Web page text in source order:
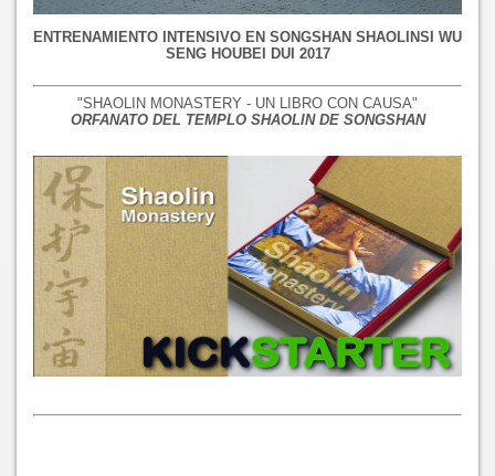
ENTRENAMIENTO INTENSIVO EN SONGSHAN SHAOLINSI WU
SENG HOUBEI DUI 2017
"SHAOLIN MONASTERY - UN LIBRO CON CAUSA"
ORFANATO DEL TEMPLO SHAOLIN DE SONGSHAN